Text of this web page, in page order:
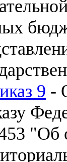
9 -
"Об